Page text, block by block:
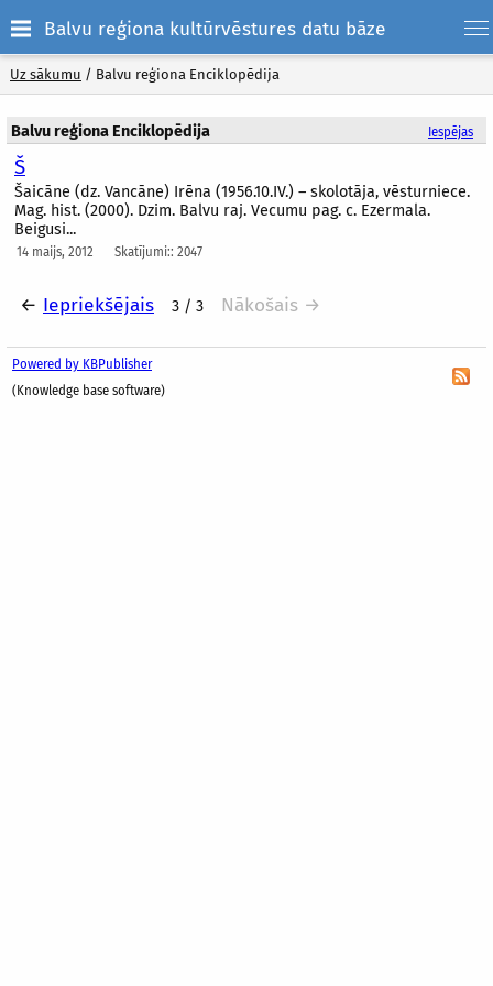
Balvu reģiona kultūrvēstures datu bāze
Uz sākumu / Balvu reģiona Enciklopēdija
Iespējas
Balvu reģiona Enciklopēdija
Š
Šaicāne (dz. Vancāne) Irēna (1956.10.IV.) – skolotāja, vēsturniece.
Mag. hist. (2000). Dzim. Balvu raj. Vecumu pag. c. Ezermala.
Beigusi...
14 maijs, 2012 Skatījumi:: 2047
← Iepriekšējais 3 / 3 Nākošais →
Powered by KBPublisher
(Knowledge base software)